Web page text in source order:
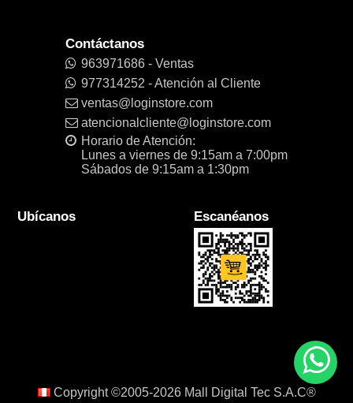
Contáctanos
963971686 - Ventas
977314252 - Atención al Cliente
ventas@loginstore.com
atencionalcliente@loginstore.com
Horario de Atención:
Lunes a viernes de 9:15am a 7:00pm
Sábados de 9:15am a 1:30pm
Ubícanos Escanéanos
Copyright ©2005-2026 Mall Digital Tec S.A.C®